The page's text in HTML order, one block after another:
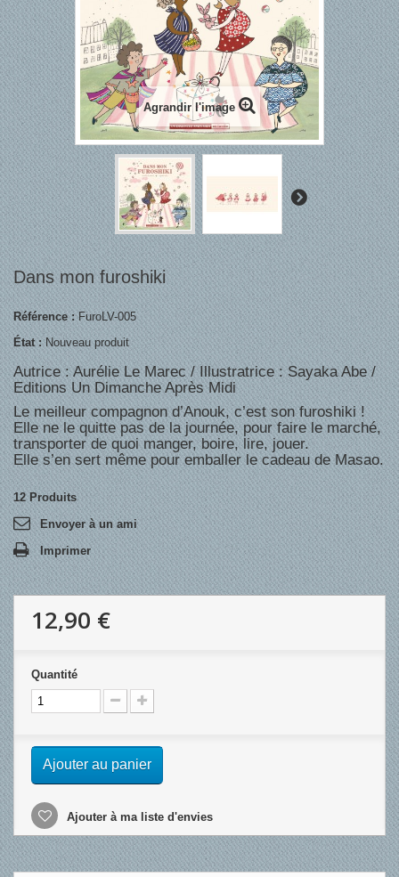
Agrandir l'image
Dans mon furoshiki
Référence : FuroLV-005
État : Nouveau produit
Autrice : Aurélie Le Marec / Illustratrice : Sayaka Abe /
Editions Un Dimanche Après Midi
Le meilleur compagnon d’Anouk, c’est son furoshiki !
Elle ne le quitte pas de la journée, pour faire le marché,
transporter de quoi manger, boire, lire, jouer.
Elle s’en sert même pour emballer le cadeau de Masao.
12 Produits
Envoyer à un ami
Imprimer
12,90 €
Quantité
Ajouter au panier
Ajouter à ma liste d'envies